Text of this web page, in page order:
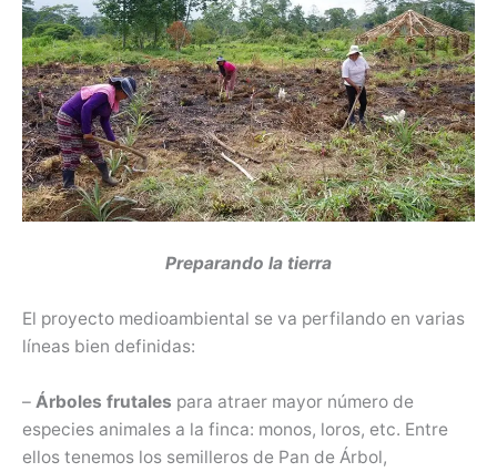
Preparando la tierra
El proyecto medioambiental se va perfilando en varias
líneas bien definidas:
– Árboles frutales para atraer mayor número de
especies animales a la finca: monos, loros, etc. Entre
ellos tenemos los semilleros de Pan de Árbol,